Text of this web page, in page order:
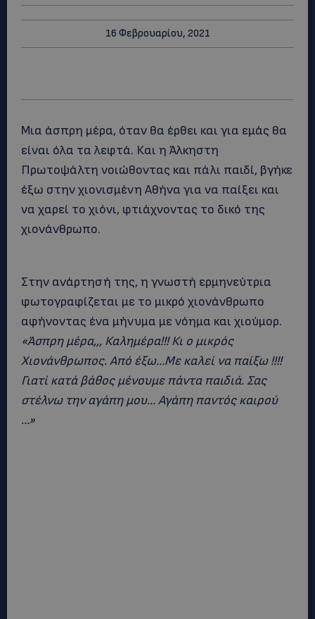
16 Φεβρουαρίου, 2021
Μια άσπρη μέρα, όταν θα έρθει και για εμάς θα
είναι όλα τα λεφτά. Και η Άλκηστη
Πρωτοψάλτη νοιώθοντας και πάλι παιδί, βγήκε
έξω στην χιονισμένη Αθήνα για να παίξει και
να χαρεί το χιόνι, φτιάχνοντας το δικό της
χιονάνθρωπο.
Στην ανάρτησή της, η γνωστή ερμηνεύτρια
φωτογραφίζεται με το μικρό χιονάνθρωπο
αφήνοντας ένα μήνυμα με νόημα και χιούμορ.
«Άσπρη μέρα,,, Καλημέρα!!! Κι ο μικρός
Χιονάνθρωπος. Από έξω…Με καλεί να παίξω !!!!
Γιατί κατά βάθος μένουμε πάντα παιδιά. Σας
στέλνω την αγάπη μου… Αγάπη παντός καιρού
…»